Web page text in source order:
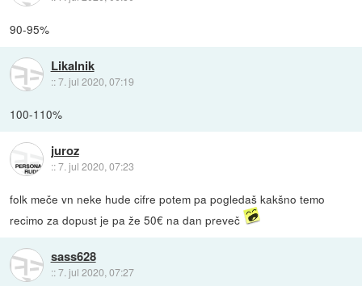
90-95%
Likalnik
::7. jul 2020, 07:19
100-110%
juroz
::7. jul 2020, 07:23
folk meče vn neke hude cifre potem pa pogledaš kakšno temo
recimo za dopust je pa že 50€ na dan preveč
sass628
::7. jul 2020, 07:27